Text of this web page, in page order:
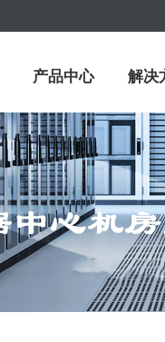
产品中心 解决